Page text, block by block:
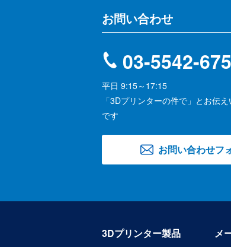
お問い合わせ
03-5542-
平日 9:15～17:15
「3Dプリンターの件で」とお伝
です
お問い合わせフ
3Dプリンター製品 メ